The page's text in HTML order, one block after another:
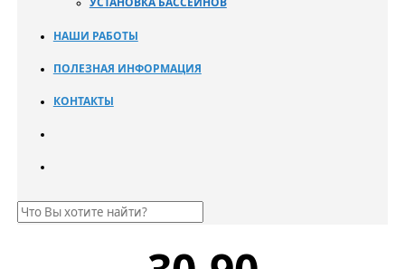
НАШИ РАБОТЫ
ПОЛЕЗНАЯ ИНФОРМАЦИЯ
КОНТАКТЫ